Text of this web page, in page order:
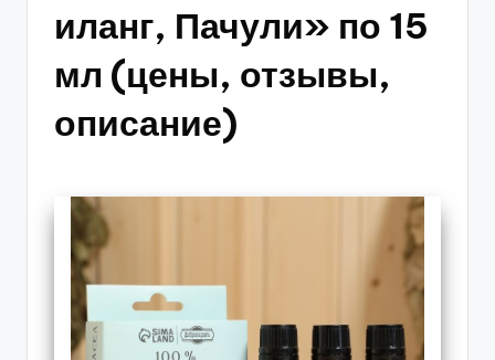
иланг, Пачули» по 15
мл (цены, отзывы,
описание)